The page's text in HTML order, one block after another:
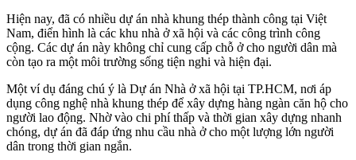
Hiện nay, đã có nhiều dự án nhà khung thép thành công tại Việt
Nam, điển hình là các khu nhà ở xã hội và các công trình công
cộng. Các dự án này không chỉ cung cấp chỗ ở cho người dân mà
còn tạo ra một môi trường sống tiện nghi và hiện đại.
Một ví dụ đáng chú ý là Dự án Nhà ở xã hội tại TP.HCM, nơi áp
dụng công nghệ nhà khung thép để xây dựng hàng ngàn căn hộ cho
người lao động. Nhờ vào chi phí thấp và thời gian xây dựng nhanh
chóng, dự án đã đáp ứng nhu cầu nhà ở cho một lượng lớn người
dân trong thời gian ngắn.